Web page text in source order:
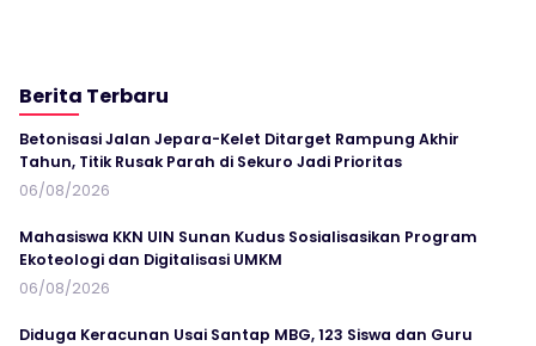
Berita Terbaru
Betonisasi Jalan Jepara-Kelet Ditarget Rampung Akhir
Tahun, Titik Rusak Parah di Sekuro Jadi Prioritas
06/08/2026
Mahasiswa KKN UIN Sunan Kudus Sosialisasikan Program
Ekoteologi dan Digitalisasi UMKM
06/08/2026
Diduga Keracunan Usai Santap MBG, 123 Siswa dan Guru